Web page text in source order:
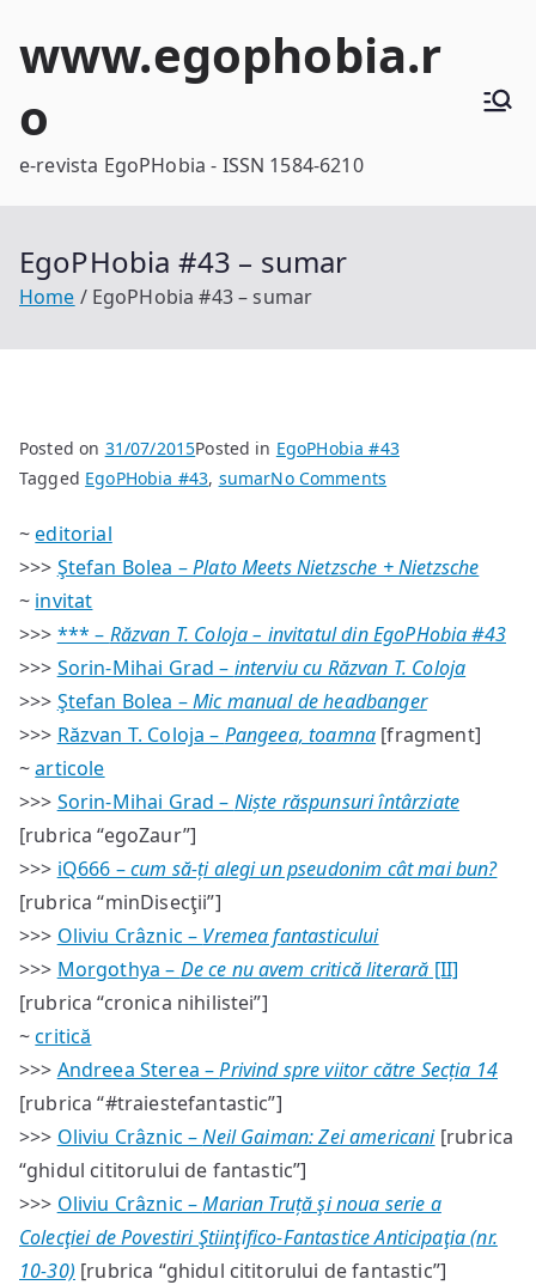
www.egophobia.r
o
e-revista EgoPHobia - ISSN 1584-6210
EgoPHobia #43 – sumar
Home EgoPHobia #43 – sumar
Posted on 31/07/2015Posted in EgoPHobia #43
Tagged EgoPHobia #43, sumarNo Comments
–
~editorial
>>> Ştefan Bolea –Plato Meets Nietzsche + Nietzsche
~ invitat
>>> *** – Răzvan T. Coloja – invitatul din EgoPHobia #43
>>> Sorin-Mihai Grad – interviu cu Răzvan T. Coloja
>>> Ştefan Bolea –Mic manual de headbanger
>>> Răzvan T. Coloja – Pangeea, toamna [fragment]
~articole
>>> Sorin-Mihai Grad – Niște răspunsuri întârziate
[rubrica “egoZaur”]
>>> iQ666 –cum să-ți alegi un pseudonim cât mai bun?
[rubrica “minDisecţii”]
>>> Oliviu Crâznic – Vremea fantasticului
>>> Morgothya – De ce nu avem critică literară [II]
[rubrica “cronica nihilistei”]
~critică
>>> Andreea Sterea –Privind spre viitor către Secția 14
[rubrica “#traiestefantastic”]
>>> Oliviu Crâznic –Neil Gaiman: Zei americani[rubrica
“ghidul cititorului de fantastic”]
>>> Oliviu Crâznic –Marian Truță şi noua serie a
Colecţiei de Povestiri Ştiinţifico-Fantastice Anticipaţia (nr.
10-30) [rubrica “ghidul cititorului de fantastic”]